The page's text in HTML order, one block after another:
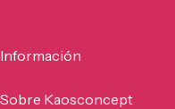
Información
Sobre Kaosconcept